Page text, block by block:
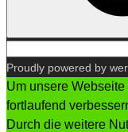
Proudly powered by
Um unsere
fortlaufend
Durch die weitere